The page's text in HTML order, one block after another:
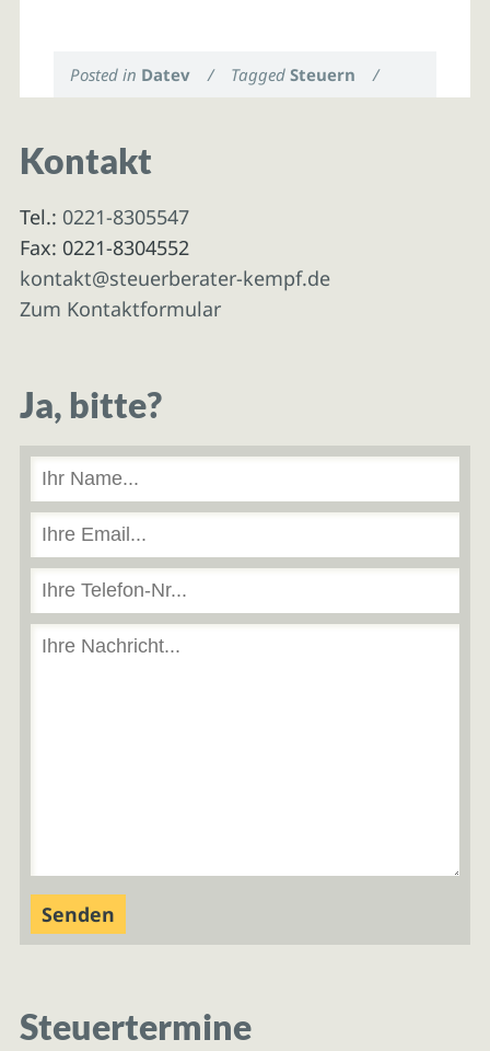
Posted in Datev / TaggedSteuern /
Kontakt
Tel.: 0221-8305547
Fax: 0221-8304552
kontakt@steuerberater-kempf.de
Zum Kontaktformular
Ja, bitte?
Steuertermine